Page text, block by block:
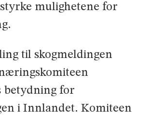
mulighetene for
til skogmeldingen
betydning for
i Innlandet. Komiteen